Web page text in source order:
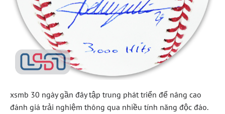
xsmb 30 ngày gần đây tập trung phát triển để nâng cao
đánh giá trải nghiệm thông qua nhiều tính năng độc đáo.